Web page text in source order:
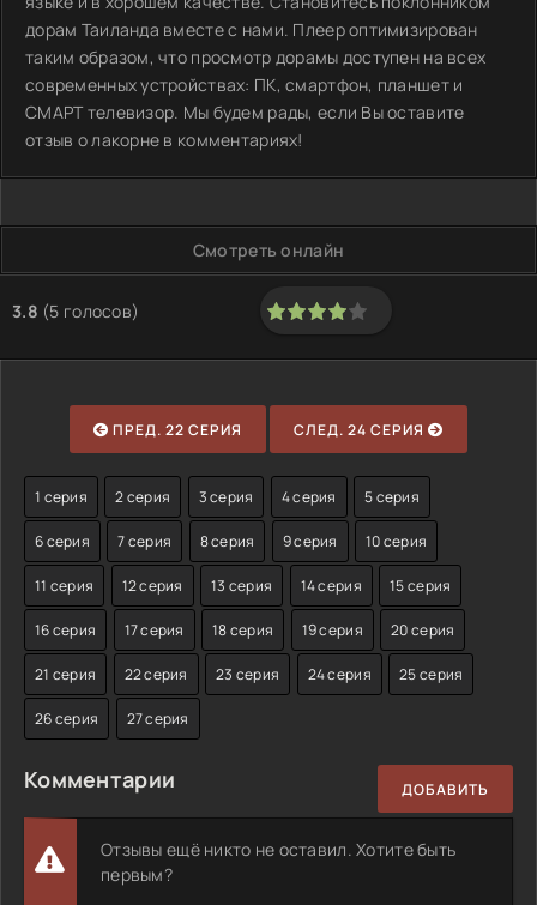
дорам Таиланда вместе с нами. Плеер оптимизирован
таким образом, что просмотр дорамы доступен на всех
современных устройствах: ПК, смартфон, планшет и
СМАРТ телевизор. Мы будем рады, если Вы оставите
отзыв о лакорне в комментариях!
Смотреть онлайн
3.8 (5 голосов)
80
ПРЕД. 22 СЕРИЯ СЛЕД. 24 СЕРИЯ
1 серия 2 серия 3 серия 4 серия 5 серия
6 серия 7 серия 8 серия 9 серия 10 серия
11 серия 12 серия 13 серия 14 серия 15 серия
16 серия 17 серия 18 серия 19 серия 20 серия
21 серия 22 серия 23 серия 24 серия 25 серия
26 серия 27 серия
Комментарии ДОБАВИТЬ
Отзывы ещё никто не оставил. Хотите быть
первым?